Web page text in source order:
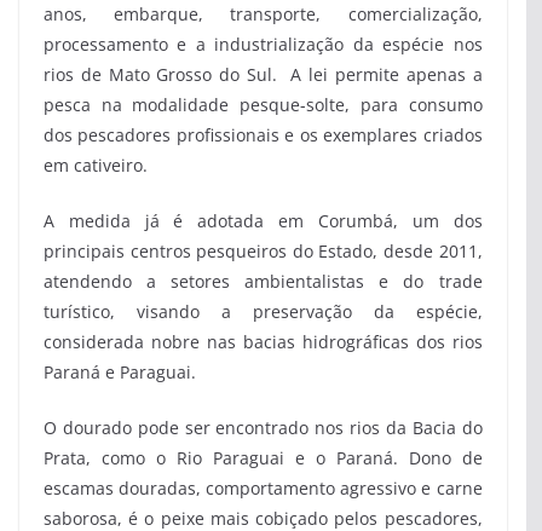
anos, embarque, transporte, comercialização,
processamento e a industrialização da espécie nos
rios de Mato Grosso do Sul. A lei permite apenas a
pesca na modalidade pesque-solte, para consumo
dos pescadores profissionais e os exemplares criados
em cativeiro.
A medida já é adotada em Corumbá, um dos
principais centros pesqueiros do Estado, desde 2011,
atendendo a setores ambientalistas e do trade
turístico, visando a preservação da espécie,
considerada nobre nas bacias hidrográficas dos rios
Paraná e Paraguai.
O dourado pode ser encontrado nos rios da Bacia do
Prata, como o Rio Paraguai e o Paraná. Dono de
escamas douradas, comportamento agressivo e carne
saborosa, é o peixe mais cobiçado pelos pescadores,